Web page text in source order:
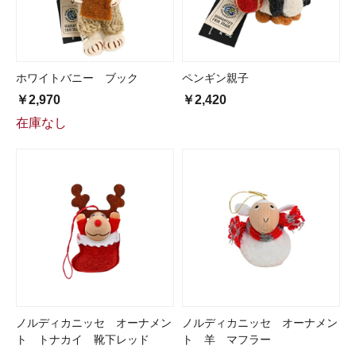
ホワイトバニー ブック
￥2,970
在庫なし
ペンギン親子
￥2,420
ノルディカニッセ オーナメン
ト トナカイ 靴下レッド
ノルディカニッセ オーナメン
ト 羊 マフラー